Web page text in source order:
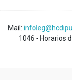
Mail:
1046 - Horarios